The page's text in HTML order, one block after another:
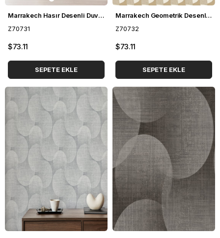
Marrakech Hasır Desenli Duvar Kağıdı Z70731
Z70731
$73.11
SEPETE EKLE
Marrakech Geometrik Desenli Duvar Kağıdı Z70732
Z70732
$73.11
SEPETE EKLE